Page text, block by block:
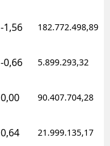
-1,56 182.772.498,89
-0,66 5.899.293,32
0,00 90.407.704,28
0,64 21.999.135,17